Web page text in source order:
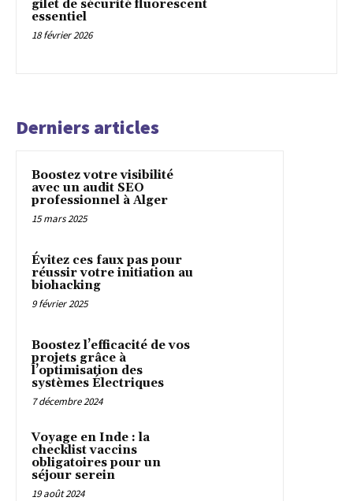
gilet de sécurité fluorescent
essentiel
18 février 2026
Derniers articles
Boostez votre visibilité
avec un audit SEO
professionnel à Alger
15 mars 2025
Évitez ces faux pas pour
réussir votre initiation au
biohacking
9 février 2025
Boostez l’efficacité de vos
projets grâce à
l’optimisation des
systèmes Électriques
7 décembre 2024
Voyage en Inde : la
checklist vaccins
obligatoires pour un
séjour serein
19 août 2024